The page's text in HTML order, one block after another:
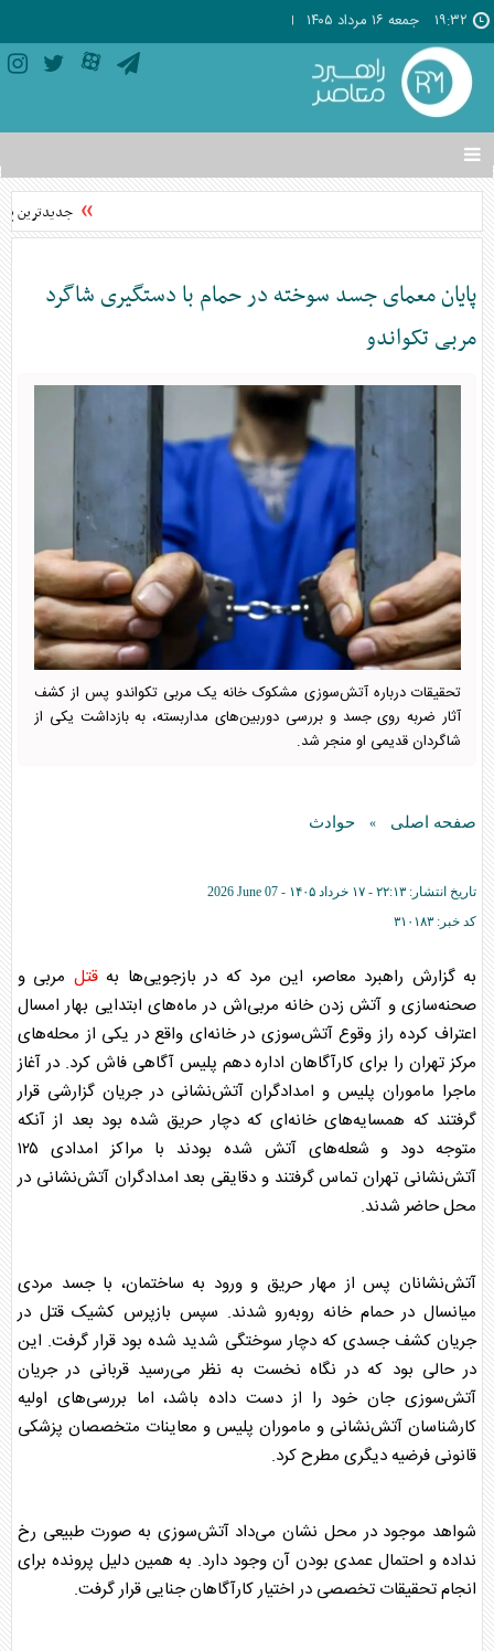
۱۹:۳۲ جمعه ۱۶ مرداد ۱۴۰۵
تغییر
وضعیت
منوی
ها
جدیدترین پیش فروش سایپا مرداد ۱۴۰۵ /
پایان معمای جسد سوخته در حمام با دستگیری شاگرد
مربی تکواندو
تحقیقات درباره آتش‌سوزی مشکوک خانه یک مربی تکواندو پس از کشف
آثار ضربه روی جسد و بررسی دوربین‌های مداربسته، به بازداشت یکی از
شاگردان قدیمی او منجر شد.
صفحه اصلی » حوادث
تاریخ انتشار: ۲۲:۱۳ - ۱۷ خرداد ۱۴۰۵ -
2026 June 07
کد خبر: ۳۱۰۱۸۳
به گزارش راهبرد معاصر، این مرد که در بازجویی‌ها بهقتل مربی و
صحنه‌سازی و آتش زدن خانه مربی‌اش در ماه‌های ابتدایی بهار امسال
اعتراف کرده راز وقوع آتش‌سوزی در خانه‌ای واقع در یکی از محله‌های
مرکز تهران را برای کارآگاهان اداره دهم پلیس آگاهی فاش کرد. در آغاز
ماجرا ماموران پلیس و امدادگران آتش‌نشانی در جریان گزارشی قرار
گرفتند که همسایه‌های خانه‌ای که دچار حریق شده بود بعد از آنکه
متوجه دود و شعله‌های آتش شده بودند با مراکز امدادی ۱۲۵
آتش‌نشانی تهران تماس گرفتند و دقایقی بعد امدادگران آتش‌نشانی در
محل حاضر شدند.
آتش‌نشانان پس از مهار حریق و ورود به ساختمان، با جسد مردی
میانسال در حمام خانه روبه‌رو شدند. سپس بازپرس کشیکقتل در
جریان کشف جسدی که دچار سوختگی شدید شده بود قرار گرفت. این
در حالی بود که در نگاه نخست به نظر می‌رسید قربانی در جریان
آتش‌سوزی جان خود را از دست داده باشد، اما بررسی‌های اولیه
کارشناسان آتش‌نشانی و ماموران پلیس و معاینات متخصصان پزشکی
قانونی فرضیه دیگری مطرح کرد.
شواهد موجود در محل نشان می‌داد آتش‌سوزی به صورت طبیعی رخ
نداده و احتمال عمدی بودن آن وجود دارد. به همین دلیل پرونده برای
انجام تحقیقات تخصصی در اختیار کارآگاهان جنایی قرار گرفت.